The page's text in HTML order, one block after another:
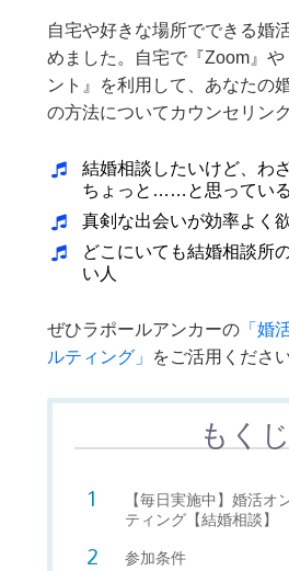
自宅や好きな場所でできる婚
めました。自宅で『Zoom』
ント』を利用して、あなたの
の方法についてカウンセリン
結婚相談したいけど、わ
ちょっと……と思ってい
真剣な出会いが効率よく
どこにいても結婚相談所
い人
ぜひラポールアンカーの 「婚
ルティング」
をご活用ください
もく
【毎日実施中】婚活オ
ティング【結婚相談】
参加条件